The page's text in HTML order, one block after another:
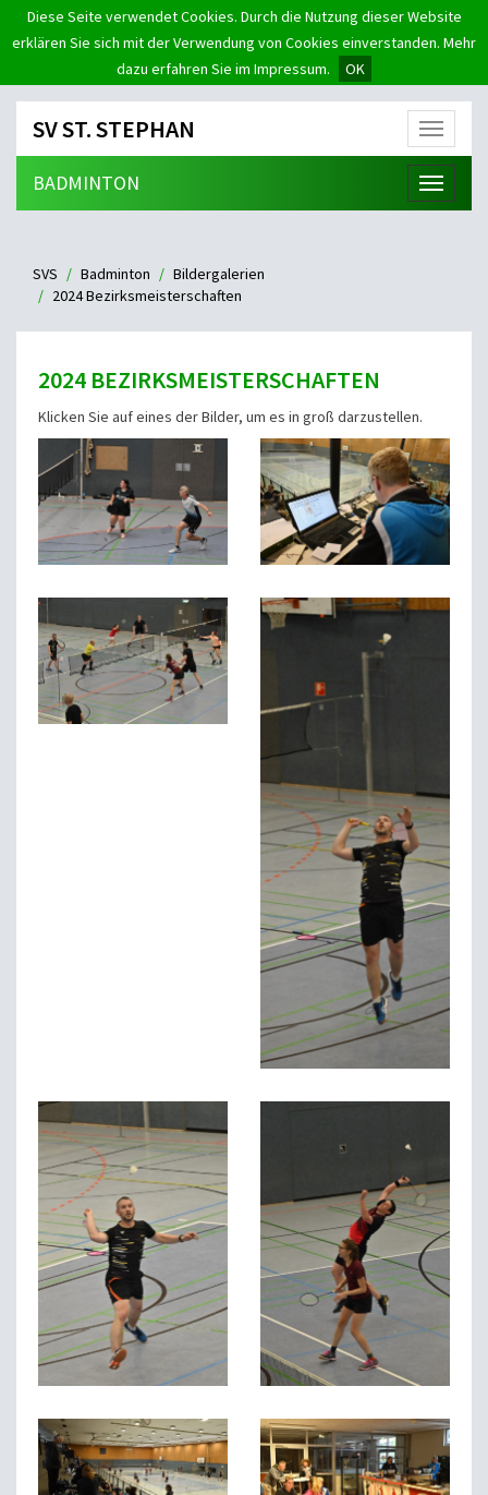
Diese Seite verwendet Cookies. Durch die Nutzung dieser Website
erklären Sie sich mit der Verwendung von Cookies einverstanden. Mehr
dazu erfahren Sie im Impressum.
OK
Menü
SV ST. STEPHAN
Menü
BADMINTON
SVS Badminton
Bildergalerien
2024 Bezirksmeisterschaften
2024 BEZIRKSMEISTERSCHAFTEN
Klicken Sie auf eines der Bilder, um es in groß darzustellen.